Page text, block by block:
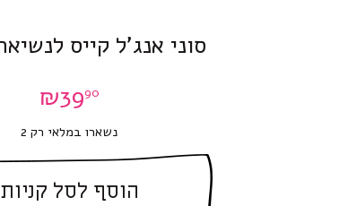
סוני אנג’ל קייס
₪3990
נשארו במלאי רק 2
הוסף לסל קניות